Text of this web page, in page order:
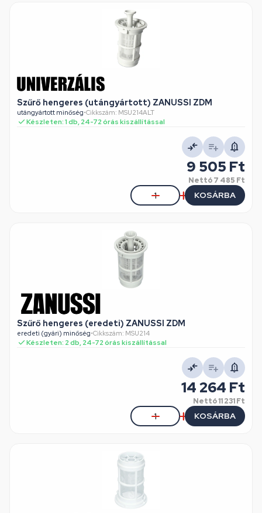
Szűrő hengeres (utángyártott) ZANUSSI ZDM
utángyártott minőség•Cikkszám: MSU214ALT
Készleten: 1 db, 24-72 órás kiszállítással
9 505 Ft
Nettó7 485 Ft
KOSÁRBA
Szűrő hengeres (eredeti) ZANUSSI ZDM
eredeti (gyári) minőség•Cikkszám: MSU214
Készleten: 2 db, 24-72 órás kiszállítással
14 264 Ft
Nettó11 231 Ft
KOSÁRBA